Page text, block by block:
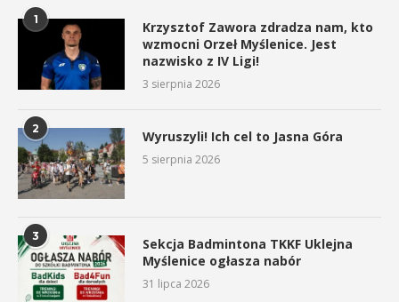
1
Krzysztof Zawora zdradza nam, kto
wzmocni Orzeł Myślenice. Jest
nazwisko z IV Ligi!
3 sierpnia 2026
2 Wyruszyli! Ich cel to Jasna Góra
5 sierpnia 2026
3
Sekcja Badmintona TKKF Uklejna
Myślenice ogłasza nabór
31 lipca 2026